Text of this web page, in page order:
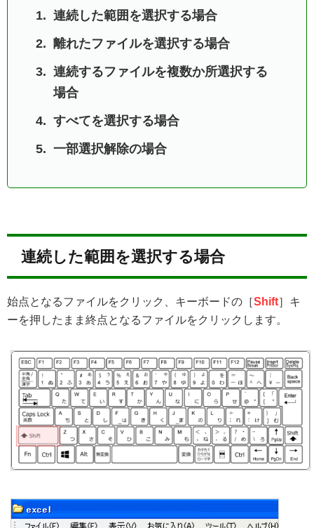
連続した範囲を選択する場合
離れたファイルを選択する場合
連続するファイルを複数か所選択する
場合
すべてを選択する場合
一部選択解除の場合
連続した範囲を選択する場合
始点となるファイルをクリック、キーボードの［Shift］キ
ーを押したまま終点となるファイルをクリックします。